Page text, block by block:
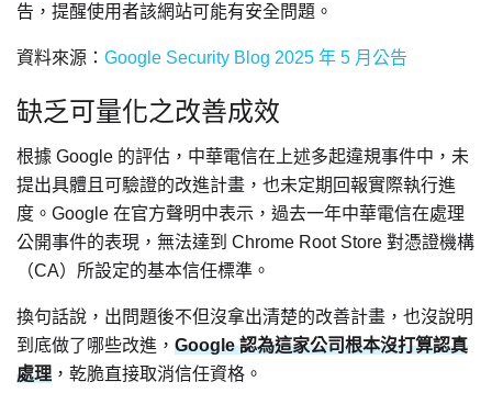
告，提醒使用者該網站可能有安全問題。
資料來源： Google Security Blog 2025 年 5 月公告
缺乏可量化之改善成效
根據 Google 的評估，中華電信在上述多起違規事件中，未
提出具體且可驗證的改進計畫，也未定期回報實際執行進
度。Google 在官方聲明中表示，過去一年中華電信在處理
公開事件的表現，無法達到 Chrome Root Store 對憑證機構
（CA）所設定的基本信任標準。
換句話說，出問題後不但沒拿出清楚的改善計畫，也沒說明
到底做了哪些改進， Google 認為這家公司根本沒打算認真
處理 ，乾脆直接取消信任資格。